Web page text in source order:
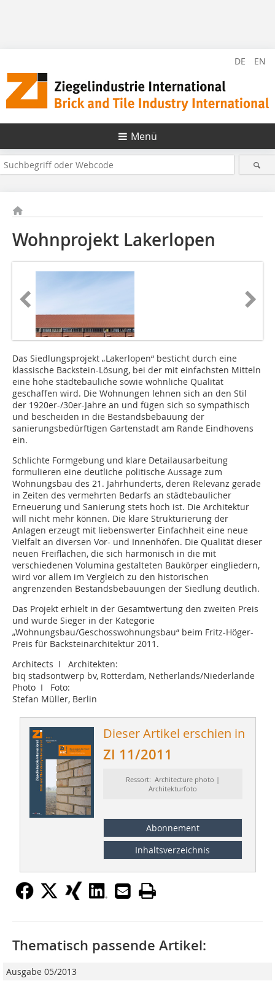
DE EN
Menü
Wohnprojekt Lakerlopen
Das Siedlungsprojekt „Lakerlopen“ besticht durch eine
klassische Backstein-Lösung, bei der mit einfachsten Mitteln
eine hohe städtebauliche sowie wohnliche Qualität
geschaffen wird. Die Wohnungen lehnen sich an den Stil
der 1920er-/30er-Jahre an und fügen sich so sympathisch
und bescheiden in die Bestandsbebauung der
sanierungsbedürftigen Gartenstadt am Rande Eindhovens
ein.
Schlichte Formgebung und klare Detailausarbeitung
formulieren eine deutliche politische Aussage zum
Wohnungsbau des 21. Jahrhunderts, deren Relevanz gerade
in Zeiten des vermehrten Bedarfs an städtebaulicher
Erneuerung und Sanierung stets hoch ist. Die Architektur
will nicht mehr können. Die klare Strukturierung der
Anlagen erzeugt mit liebenswerter Einfachheit eine neue
Vielfalt an diversen Vor- und Innenhöfen. Die Qualität dieser
neuen Freiflächen, die sich harmonisch in die mit
verschiedenen Volumina gestalteten Baukörper eingliedern,
wird vor allem im Vergleich zu den historischen
angrenzenden Bestandsbebauungen der Siedlung deutlich.
Das Projekt erhielt in der Gesamtwertung den zweiten Preis
und wurde Sieger in der Kategorie
„Wohnungsbau/Geschosswohnungsbau“ beim Fritz-Höger-
Preis für Backsteinarchitektur 2011.
Architects I Architekten:
biq stadsontwerp bv, Rotterdam, Netherlands/Niederlande
Photo I Foto:
Stefan Müller, Berlin
Dieser Artikel erschien in
ZI 11/2011
Ressort: Architecture photo |
Architekturfoto
Abonnement
Inhaltsverzeichnis
Thematisch passende Artikel:
Ausgabe 05/2013